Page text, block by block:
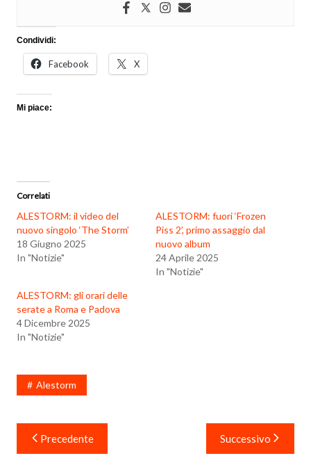
Condividi:
Facebook X
Mi piace:
Correlati
ALESTORM: il video del
nuovo singolo ‘The Storm’
18 Giugno 2025
In "Notizie"
ALESTORM: fuori ‘Frozen
Piss 2’, primo assaggio dal
nuovo album
24 Aprile 2025
In "Notizie"
ALESTORM: gli orari delle
serate a Roma e Padova
4 Dicembre 2025
In "Notizie"
Alestorm
Navigazione
articoli
Precedente Successivo